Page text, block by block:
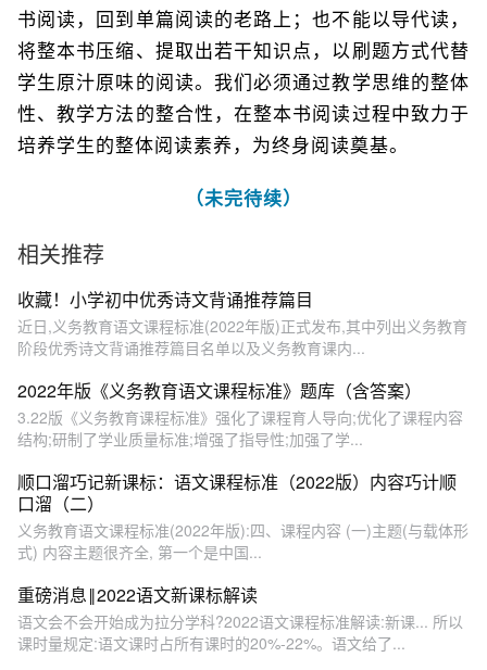
书阅读，回到单篇阅读的老路上；也不能以导代读，
将整本书压缩、提取出若干知识点，以刷题方式代替
学生原汁原味的阅读。我们必须通过教学思维的整体
性、教学方法的整合性，在整本书阅读过程中致力于
培养学生的整体阅读素养，为终身阅读奠基。
（未完待续）
相关推荐
收藏！小学初中优秀诗文背诵推荐篇目
近日,义务教育语文课程标准(2022年版)正式发布,其中列出义务教育
阶段优秀诗文背诵推荐篇目名单以及义务教育课内...
2022年版《义务教育语文课程标准》题库（含答案）
3.22版《义务教育课程标准》强化了课程育人导向;优化了课程内容
结构;研制了学业质量标准;增强了指导性;加强了学...
顺口溜巧记新课标：语文课程标准（2022版）内容巧计顺
口溜（二）
义务教育‬语文‬课程标准‬(2022年‬版‬):四‬、课程内容 (一)主题(与载体形
式) 内容主题很齐全, 第一个是中国...
重磅消息‖2022语文新课标解读
语文会不会开始成为拉分学科?2022语文课程标准解读:新课... 所以
课时量规定:语文课时占所有课时的20%-22%。语文给了...